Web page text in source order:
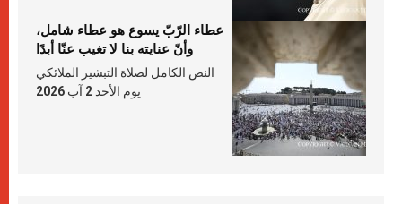
عطاء الرّبّ يسوع هو عطاء شامل،
وأنّ عنايته بنا لا تغيب عنّا أبدًا
النص الكامل لصلاة التبشير الملائكي
يوم الأحد 2 آب 2026